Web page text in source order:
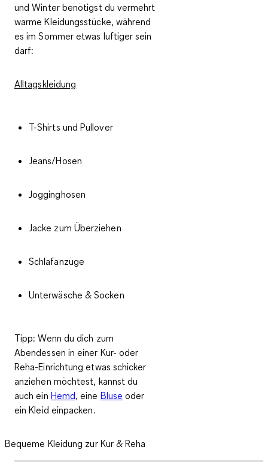
und Winter benötigst du vermehrt
warme Kleidungsstücke, während
es im Sommer etwas luftiger sein
darf:
Alltagskleidung
T-Shirts und Pullover
Jeans/Hosen
Jogginghosen
Jacke zum Überziehen
Schlafanzüge
Unterwäsche & Socken
Tipp: Wenn du dich zum
Abendessen in einer Kur- oder
Reha-Einrichtung etwas schicker
anziehen möchtest, kannst du
auch ein Hemd, eine Bluse oder
ein Kleid einpacken.
Bequeme Kleidung zur Kur & Reha